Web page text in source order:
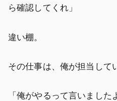
ら確認してくれ」
違い棚。
その仕事は、俺が担当して
「俺がやるって言いました